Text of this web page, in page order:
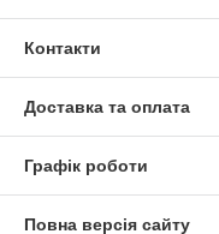
Контакти
Доставка та оплата
Графік роботи
Повна версія сайту